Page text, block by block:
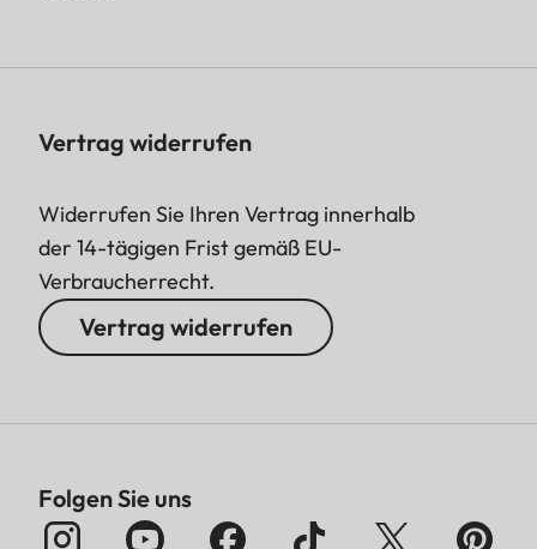
Vertrag widerrufen
Widerrufen Sie Ihren Vertrag innerhalb
der 14-tägigen Frist gemäß EU-
Verbraucherrecht.
Vertrag widerrufen
Folgen Sie uns